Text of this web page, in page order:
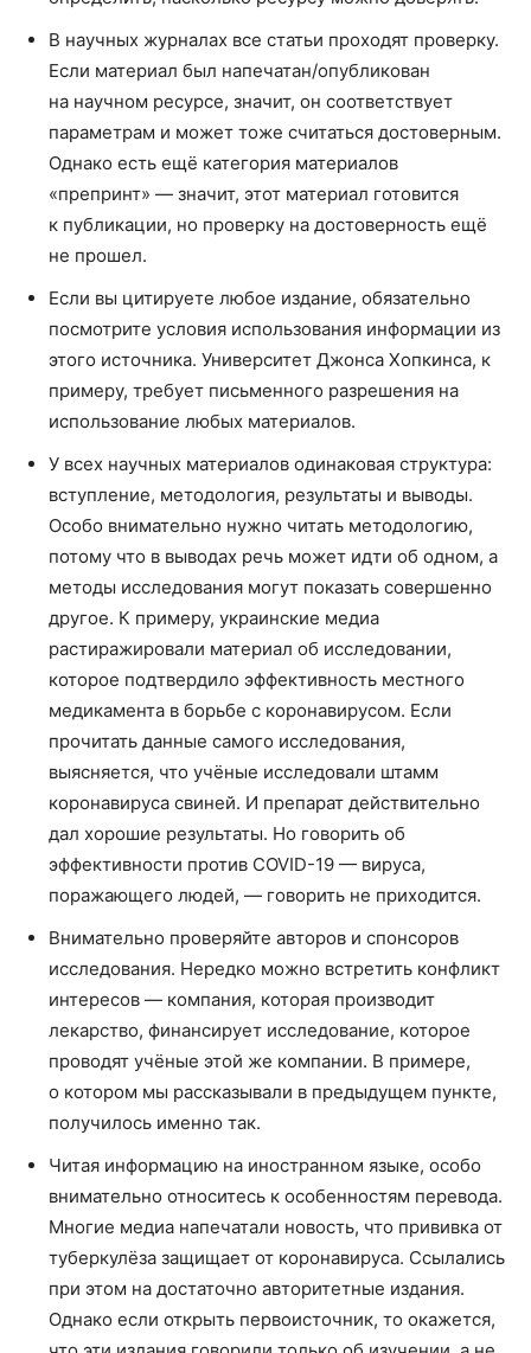
В научных журналах все статьи проходят проверку.
Если материал был напечатан/опубликован
на научном ресурсе, значит, он соответствует
параметрам и может тоже считаться достоверным.
Однако есть ещё категория материалов
«препринт» — значит, этот материал готовится
к публикации, но проверку на достоверность ещё
не прошел.
Если вы цитируете любое издание, обязательно
посмотрите условия использования информации из
этого источника. Университет Джонса Хопкинса, к
примеру, требует письменного разрешения на
использование любых материалов.
У всех научных материалов одинаковая структура:
вступление, методология, результаты и выводы.
Особо внимательно нужно читать методологию,
потому что в выводах речь может идти об одном, а
методы исследования могут показать совершенно
другое. К примеру, украинские медиа
растиражировали материал об исследовании,
которое подтвердило эффективность местного
медикамента в борьбе с коронавирусом. Если
прочитать данные самого исследования,
выясняется, что учёные исследовали штамм
коронавируса свиней. И препарат действительно
дал хорошие результаты. Но говорить об
эффективности против COVID-19 — вируса,
поражающего людей, — говорить не приходится.
Внимательно проверяйте авторов и спонсоров
исследования. Нередко можно встретить конфликт
интересов — компания, которая производит
лекарство, финансирует исследование, которое
проводят учёные этой же компании. В примере,
о котором мы рассказывали в предыдущем пункте,
получилось именно так.
Читая информацию на иностранном языке, особо
внимательно относитесь к особенностям перевода.
Многие медиа напечатали новость, что прививка от
туберкулёза защищает от коронавируса. Ссылались
при этом на достаточно авторитетные издания.
Однако если открыть первоисточник, то окажется,